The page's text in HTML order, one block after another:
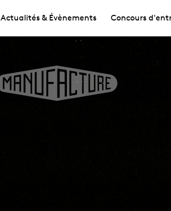
Actualités & Évènements Concours